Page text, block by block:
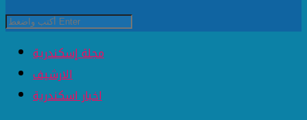
مجلة إسكندرية
الارشيف
اخبار اسكندرية